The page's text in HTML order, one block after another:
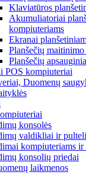
Klaviatūros
Akumuliatoriai
kompiuteriams
Ekranai
Planšečių
Planšečių
POS kompiuteriai
Duomenų
konsolės
valdikliai ir
kompiuteriams ir
konsolių priedai
laikmenos